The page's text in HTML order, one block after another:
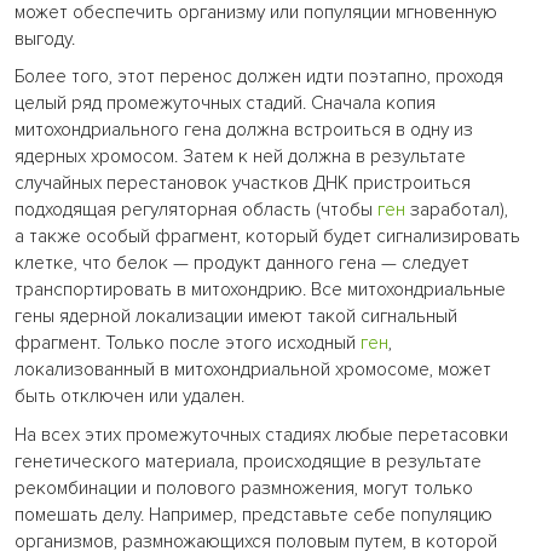
может обеспечить организму или популяции мгновенную
выгоду.
Более того, этот перенос должен идти поэтапно, проходя
целый ряд промежуточных стадий. Сначала копия
митохондриального гена должна встроиться в одну из
ядерных хромосом. Затем к ней должна в результате
случайных перестановок участков ДНК пристроиться
подходящая регуляторная область (чтобы ген заработал),
а также особый фрагмент, который будет сигнализировать
клетке, что белок — продукт данного гена — следует
транспортировать в митохондрию. Все митохондриальные
гены ядерной локализации имеют такой сигнальный
фрагмент. Только после этого исходный ген,
локализованный в митохондриальной хромосоме, может
быть отключен или удален.
На всех этих промежуточных стадиях любые перетасовки
генетического материала, происходящие в результате
рекомбинации и полового размножения, могут только
помешать делу. Например, представьте себе популяцию
организмов, размножающихся половым путем, в которой